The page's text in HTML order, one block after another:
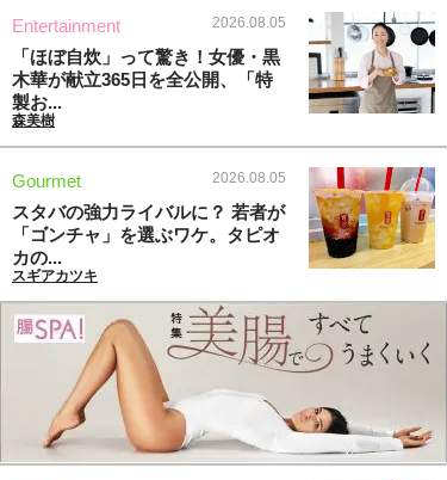
Entertainment 2026.08.05
「ほぼ自炊」って驚き！女優・黒
木華が献立365日を全公開、「特
製お...
森美樹
Gourmet 2026.08.05
スタバの強力ライバルに？ 若者が
「ゴンチャ」を選ぶワケ。タピオ
カの...
スギアカツキ